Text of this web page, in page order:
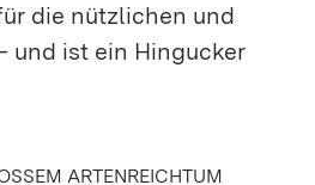
die nützlichen und
und ist ein Hingucker
ARTENREICHTUM